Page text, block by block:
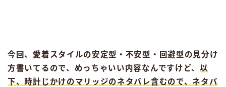
今回、愛着スタイルの安定型・不安型・回避型の見分け
方書いてるので、めっちゃいい内容なんですけど、以
下、時計じかけのマリッジのネタバレ含むので、ネタバ